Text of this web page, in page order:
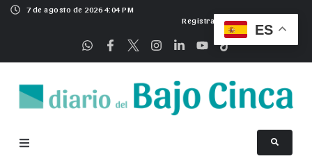
7 de agosto de 2026 4:04 PM
Registrarse
ES